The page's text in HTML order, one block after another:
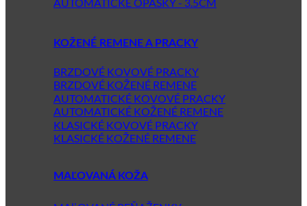
KOŽENÉ REMENE A PRACKY
BRZDOVÉ KOVOVÉ PRACKY
BRZDOVÉ KOŽENÉ REMENE
AUTOMATICKÉ KOVOVÉ PRACKY
AUTOMATICKÉ KOŽENÉ REMENE
KLASICKÉ KOVOVÉ PRACKY
KLASICKÉ KOŽENÉ REMENE
MAĽOVANÁ KOŽA